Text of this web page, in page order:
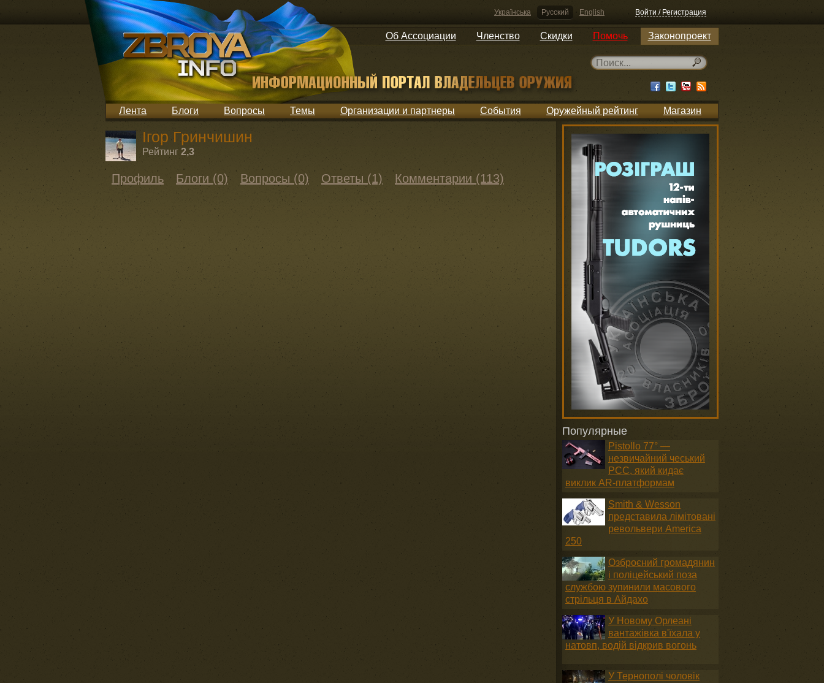
Українська Русский English Войти / Регистрация
Об Ассоциации Членство Скидки Помочь Законопроект
Лента Блоги Вопросы Темы Организации и партнеры События Оружейный рейтинг Магазин
Ігор Гринчишин
Рейтинг 2,3
Профиль Блоги (0) Вопросы (0) Ответы (1) Комментарии (113)
Популярные
Pistollo 77° —
незвичайний чеський
PCC, який кидає
виклик AR-платформам
Smith & Wesson
представила лімітовані
револьвери America
250
Озброєний громадянин
і поліцейський поза
службою зупинили масового
стрільця в Айдахо
У Новому Орлеані
вантажівка в'їхала у
натовп, водій відкрив вогонь
У Тернополі чоловік